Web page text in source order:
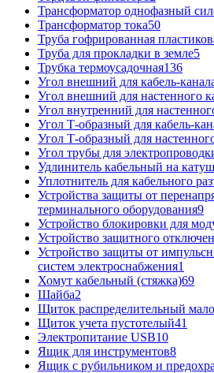
Трансформатор однофазный
Трансформатор тока50
Труба гофрированная
Труба для прокладки в земле5
Трубка термоусадочная136
Угол внешний для кабель-
Угол внешний для настенного
Угол внутренний для
Угол Т-образный для кабель-
Угол Т-образный для
Угол трубы для
Удлинитель кабельный на
Уплотнитель для кабельного
Устройства защиты от
терминального оборудования9
Устройство блокировки для
Устройство защитного
Устройство защиты от
систем электроснабжения1
Хомут кабельный (стяжка)69
Шайба2
Щиток распределительный
Щиток учета пустотелый41
Электропитание USB10
Ящик для инструментов8
Ящик с рубильником и